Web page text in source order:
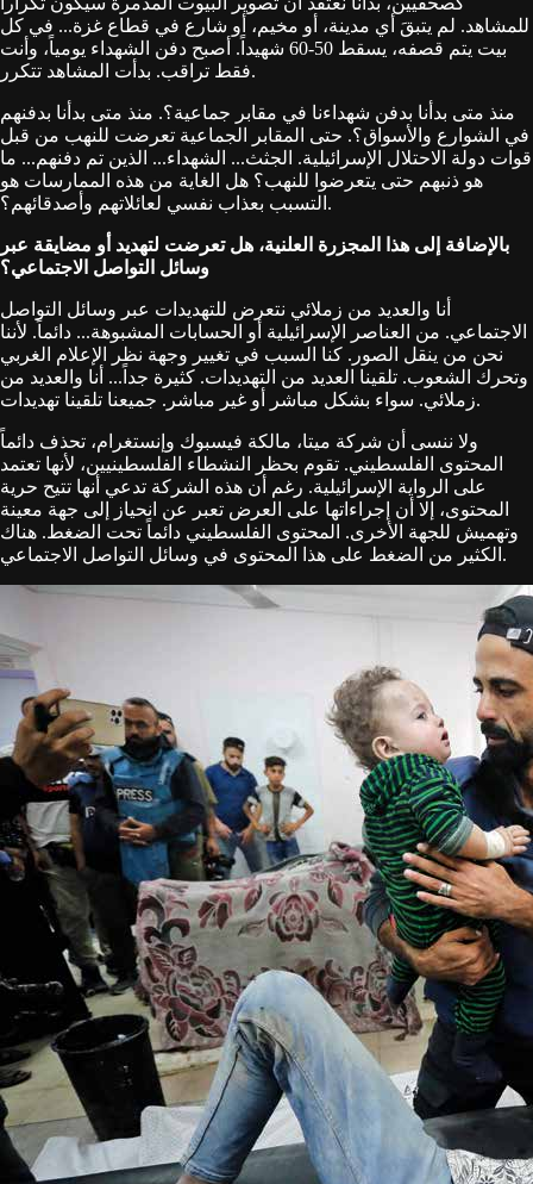
للمشاهد. لم يتبقَ أي مدينة، أو مخيم، أو شارع في قطاع غزة... في كل
بيت يتم قصفه، يسقط 50-60 شهيداً. أصبح دفن الشهداء يومياً، وأنت
فقط تراقب. بدأت المشاهد تتكرر.
منذ متى بدأنا بدفن شهداءنا في مقابر جماعية؟. منذ متى بدأنا بدفنهم
في الشوارع والأسواق؟. حتى المقابر الجماعية تعرضت للنهب من قبل
قوات دولة الاحتلال الإسرائيلية. الجثث... الشهداء... الذين تم دفنهم... ما
هو ذنبهم حتى يتعرضوا للنهب؟ هل الغاية من هذه الممارسات هو
التسبب بعذاب نفسي لعائلاتهم وأصدقائهم؟.
بالإضافة إلى هذا المجزرة العلنية، هل تعرضت لتهديد أو مضايقة عبر
وسائل التواصل الاجتماعي؟
أنا والعديد من زملائي نتعرض للتهديدات عبر وسائل التواصل
الاجتماعي. من العناصر الإسرائيلية أو الحسابات المشبوهة... دائماً. لأننا
نحن من ينقل الصور. كنا السبب في تغيير وجهة نظر الإعلام الغربي
وتحرك الشعوب. تلقينا العديد من التهديدات. كثيرة جداً... أنا والعديد من
زملائي. سواء بشكل مباشر أو غير مباشر. جميعنا تلقينا تهديدات.
ولا ننسى أن شركة ميتا، مالكة فيسبوك وإنستغرام، تحذف دائماً
المحتوى الفلسطيني. تقوم بحظر النشطاء الفلسطينيين، لأنها تعتمد
على الرواية الإسرائيلية. رغم أن هذه الشركة تدعي أنها تتيح حرية
المحتوى، إلا أن إجراءاتها على العرض تعبر عن انحياز إلى جهة معينة
وتهميش للجهة الأخرى. المحتوى الفلسطيني دائماً تحت الضغط. هناك
الكثير من الضغط على هذا المحتوى في وسائل التواصل الاجتماعي.